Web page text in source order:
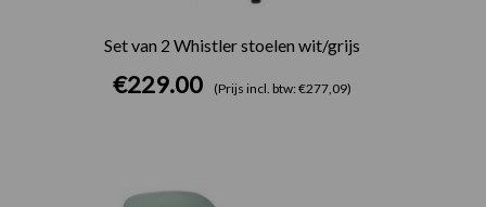
Set van 2 Whistler stoelen wit/grijs
€229.00 (Prijs incl. btw: €277,09)